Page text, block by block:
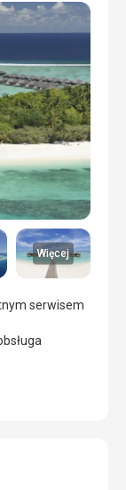
Więcej
serwisem